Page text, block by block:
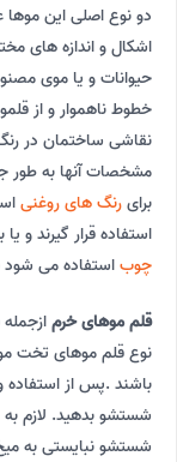
دو نوع اصلی این موها
اشکال و اندازه های
حیوانات و یا موی
خطوط ناهموار و از
نقاشی ساختمان در
مشخصات آنها به طور
برایرنگ های روغنی
استفاده قرار گیرند
چوباستفاده می شود
قلم موهای خرم
نوع قلم موهای تخت
باشند .پس از استفاده
شستشو بدهید. لازم
شستشو نبایستی به